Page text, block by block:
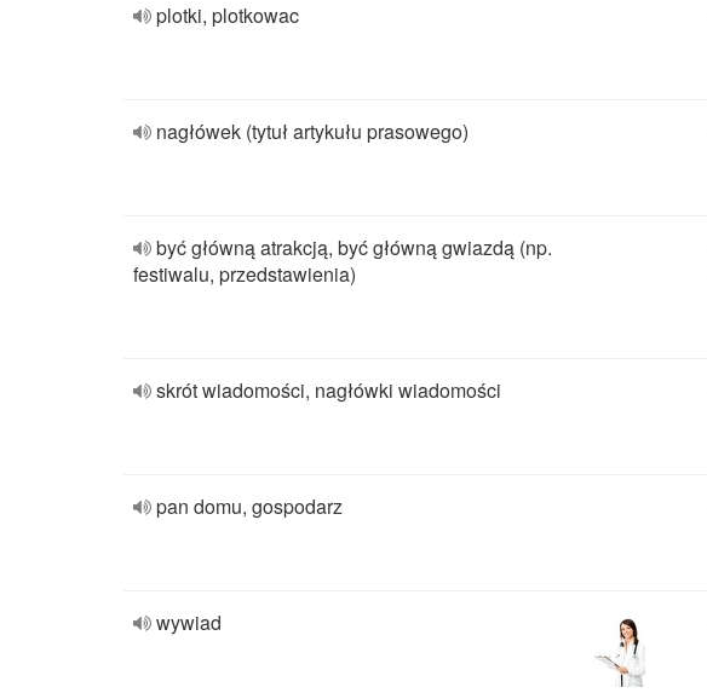
plotki, plotkowac
nagłówek (tytuł artykułu prasowego)
być główną atrakcją, być główną gwiazdą (np.
festiwalu, przedstawienia)
skrót wiadomości, nagłówki wiadomości
pan domu, gospodarz
wywiad